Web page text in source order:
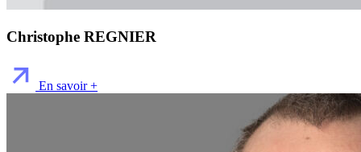
Christophe REGNIER
En savoir +